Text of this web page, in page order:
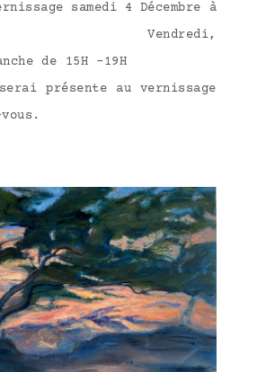
samedi 4 Décembre à
17H Vendredi,
de 15H -19H
au vernissage